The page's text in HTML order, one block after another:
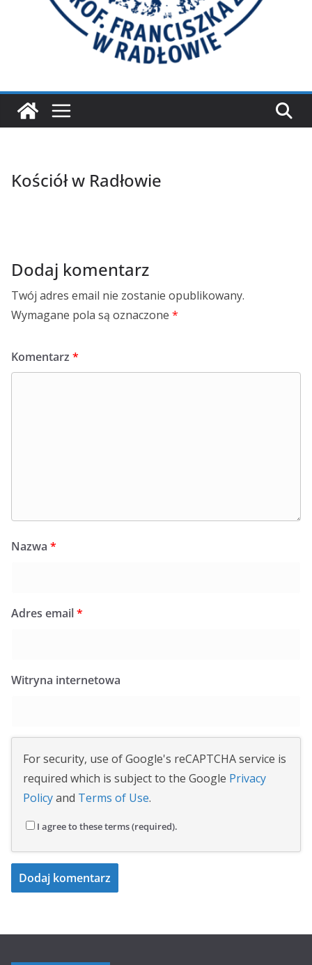
Kościół w Radłowie
Dodaj komentarz
Twój adres email nie zostanie opublikowany.
Wymagane pola są oznaczone *
Komentarz *
Nazwa *
Adres email*
Witryna internetowa
For security, use of Google's reCAPTCHA service is
required which is subject to the Google Privacy
Policyand Terms of Use.
I agree to these terms (required).